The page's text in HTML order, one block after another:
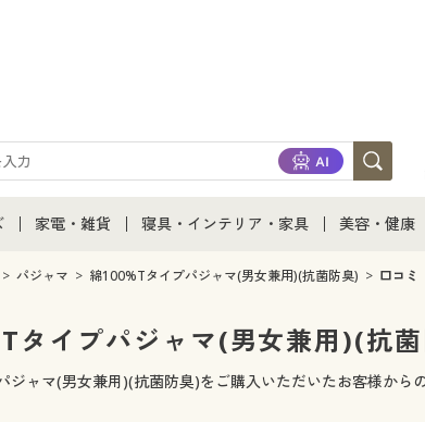
通販すべて
ファッション
下着
家電・雑貨
家電・雑貨すべて
キッチン・雑貨・日用品
寝具・インテリア・家具
寝具・インテリア・家具通販すべて
家具・収納
寝具・ベッド
美容・健康
美容・健康
美容・健康
パジャマ 綿100%Tタイプパジャマ(男女兼用)(抗菌防臭) 口コミ
タイプパジャマ(男女兼用)(抗
ジャマ(男女兼用)(抗菌防臭)をご購入いただいたお客様から